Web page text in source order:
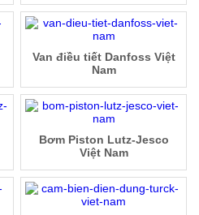
Van điều tiết Danfoss Việt
Nam
Bơm Piston Lutz-Jesco
Việt Nam